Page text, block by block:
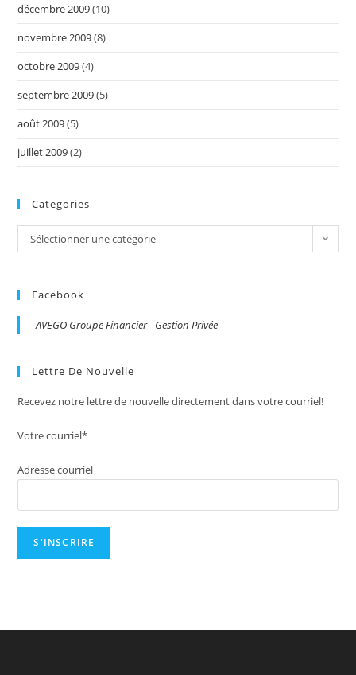
décembre 2009(10)
novembre 2009(8)
octobre 2009(4)
septembre 2009(5)
août 2009(5)
juillet 2009(2)
Categories
Categories
Sélectionner une catégorie
Facebook
AVEGO Groupe Financier - Gestion Privée
Lettre De Nouvelle
Recevez notre lettre de nouvelle directement dans votre courriel!
Votre courriel*
Adresse courriel